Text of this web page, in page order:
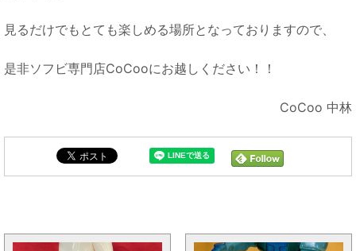
見るだけでもとても楽しめる場所となっておりますので、
是非ソフビ専門店CoCooにお越しください！！
CoCoo 中林